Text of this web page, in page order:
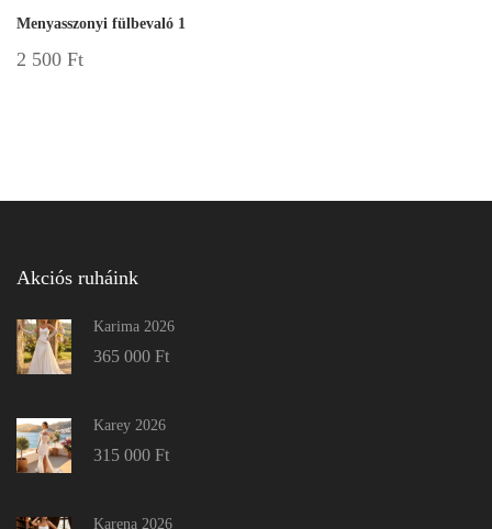
Menyasszonyi fülbevaló 1
2 500 Ft
Akciós ruháink
Karima 2026
365 000 Ft
Karey 2026
315 000 Ft
Karena 2026